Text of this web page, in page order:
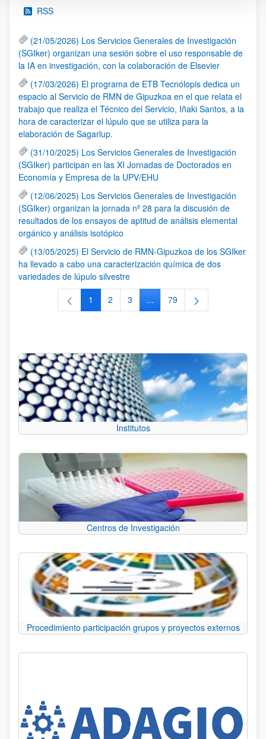
RSS
(21/05/2026) Los Servicios Generales de Investigación
(SGIker) organizan una sesión sobre el uso responsable de
la IA en investigación, con la colaboración de Elsevier
(17/03/2026) El programa de ETB Tecnólopis dedica un
espacio al Servicio de RMN de Gipuzkoa en el que relata el
trabajo que realiza el Técnico del Servicio, Iñaki Santos, a la
hora de caracterizar el lúpulo que se utiliza para la
elaboración de Sagarlup.
(31/10/2025) Los Servicios Generales de Investigación
(SGIker) participan en las XI Jornadas de Doctorados en
Economía y Empresa de la UPV/EHU
(12/06/2025) Los Servicios Generales de Investigación
(SGIker) organizan la jornada nº 28 para la discusión de
resultados de los ensayos de aptitud de análisis elemental
orgánico y análisis isotópico
(13/05/2025) El Servicio de RMN-Gipuzkoa de los SGIker
ha llevado a cabo una caracterización química de dos
variedades de lúpulo silvestre
Página
1 Página
2 Página
3 ...Páginas intermedias Use TAB
Página
79
Institutos
Centros de Investigación
Procedimiento participación grupos y proyectos externos